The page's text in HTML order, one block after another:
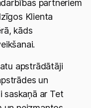
partneriem
Klienta
kāds
apstrādātāji
un
saskaņā ar Tet